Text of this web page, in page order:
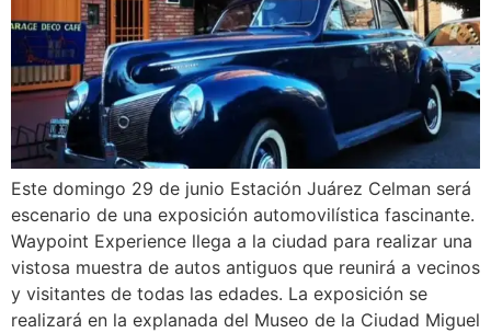
Este domingo 29 de junio Estación Juárez Celman será
escenario de una exposición automovilística fascinante.
Waypoint Experience llega a la ciudad para realizar una
vistosa muestra de autos antiguos que reunirá a vecinos
y visitantes de todas las edades. La exposición se
realizará en la explanada del Museo de la Ciudad Miguel